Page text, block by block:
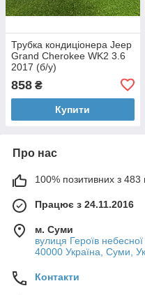
Трубка кондиціонера Jeep
Grand Cherokee WK2 3.6
2017 (б/у)
858 ₴
Купити
Про нас
100% позитивних з 483
Працює з 24.11.2016
м. Суми
вулиця Героїв
40000 Україна, Суми,
Контакти